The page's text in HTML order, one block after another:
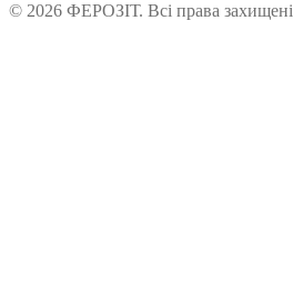
© 2026 ФЕРОЗІТ. Всі права захищені